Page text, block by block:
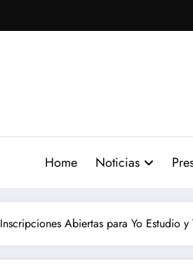
Home Noticias
Inscripciones Abiertas para Yo Estudio